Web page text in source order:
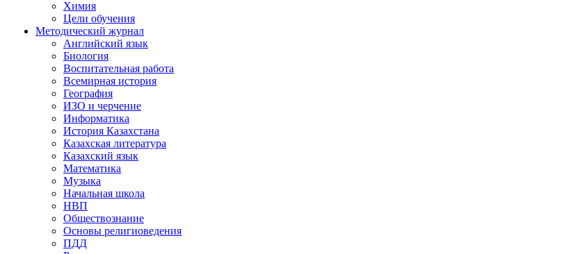
Химия
Цели обучения
Методический журнал
Английский язык
Биология
Воспитательная работа
Всемирная история
География
ИЗО и черчение
Информатика
История Казахстана
Казахская литература
Казахский язык
Математика
Музыка
Начальная школа
НВП
Обществознание
Основы религиоведения
ПДД